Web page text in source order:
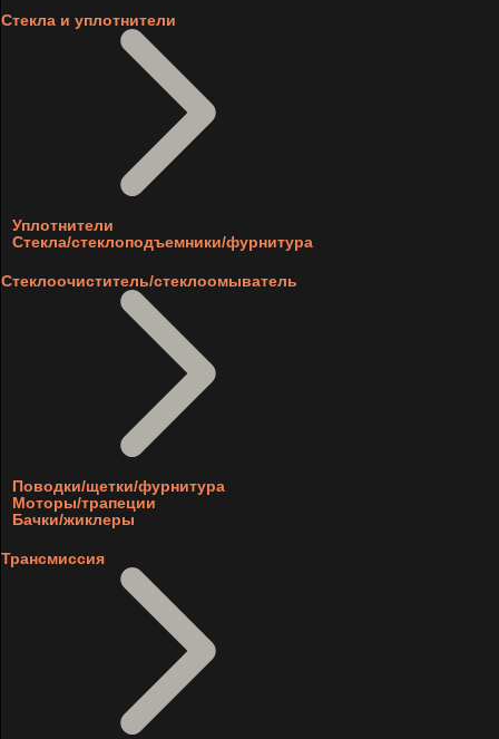
Стекла и уплотнители
Уплотнители
Стекла/стеклоподъемники/фурнитура
Стеклоочиститель/стеклоомыватель
Поводки/щетки/фурнитура
Моторы/трапеции
Бачки/жиклеры
Трансмиссия